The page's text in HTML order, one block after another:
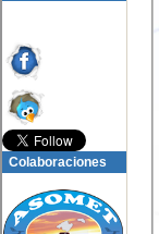
Colaboraciones